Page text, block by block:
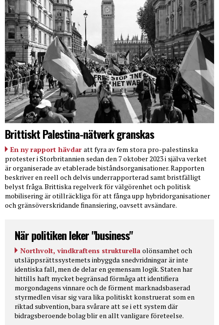
Brittiskt Palestina-nätverk granskas
En ny rapport hävdar att fyra av fem stora pro-palestinska
protester i Storbritannien sedan den 7 oktober 2023 i själva verket
är organiserade av etablerade biståndsorganisationer. Rapporten
beskriver en reell och delvis underrapporterad samt bristfälligt
belyst fråga. Brittiska regelverk för välgörenhet och politisk
mobilisering är otillräckliga för att fånga upp hybridorganisationer
och gränsöverskridande finansiering, oavsett avsändare.
När politiken leker "business"
Northvolt, vindkraftens strukturella olönsamhet och
utsläppsrättssystemets inbyggda snedvridningar är inte
identiska fall, men de delar en gemensam logik. Staten har
hittills haft mycket begränsad förmåga att identifiera
morgondagens vinnare och de förment marknadsbaserad
styrmedlen visar sig vara lika politiskt konstruerat som en
riktad subvention, bara svårare att se i ett system där
bidragsberoende bolag blir en allt vanligare företeelse.